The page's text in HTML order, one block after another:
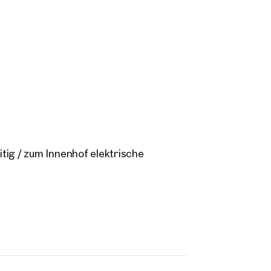
/ zum Innenhof elektrische